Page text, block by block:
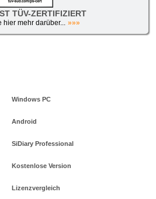
TÜV-ZERTIFIZIERT
hier mehr darüber... »»»
Windows PC
Android
SiDiary Professional
Kostenlose Version
Lizenzvergleich